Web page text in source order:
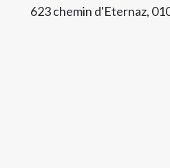
623 chemin d'Eternaz,